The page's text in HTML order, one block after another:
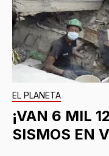
EL PLANETA
¡VAN 6 MIL
SISMOS EN